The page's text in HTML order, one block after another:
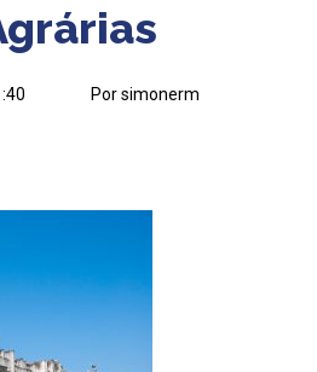
Por simonerm